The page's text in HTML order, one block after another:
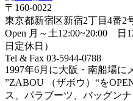
〒160-0022
東京都新宿区新宿2丁目4番2
Open 月～土12:00~20:00 日
日定休日）
Tel & Fax 03-5944-0788
1997年6月に大阪・南船場に
”ZABOU （ザボウ）“を
ス、パラブーツ、バッグン